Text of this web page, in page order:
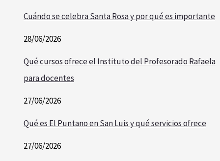
Cuándo se celebra Santa Rosa y por qué es importante
28/06/2026
Qué cursos ofrece el Instituto del Profesorado Rafaela
para docentes
27/06/2026
Qué es El Puntano en San Luis y qué servicios ofrece
27/06/2026